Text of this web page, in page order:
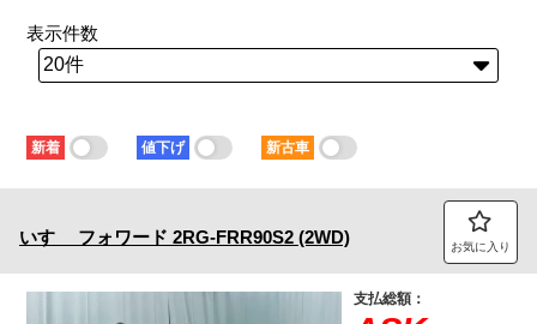
保存した検索条件
トラック市FC会員専用ページはこちら
新着順
走行距離
少ない順
多い順
価格
安い順
高い順
少ない順
多い順
短い順
表示件数
新着 値下げ 新古車
いすゞ フォワード 2RG-FRR90S2 (2WD) お気に入り
支払総額：